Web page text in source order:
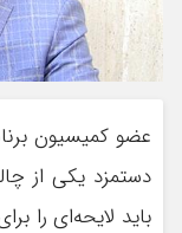
عضو کمیسیون
دستمزد یکی از
باید لایحه‌ای را